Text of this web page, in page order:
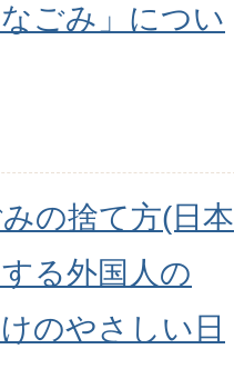
なごみ」につい
の捨て方(日本
る外国人の
のやさしい日